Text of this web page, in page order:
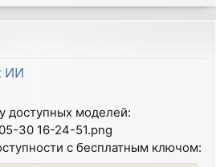
o
p
ИИ
доступных моделей:
30 16-24-51.png
с бесплатным ключом: